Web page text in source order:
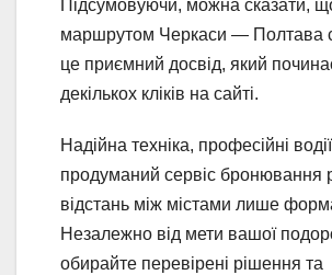
Підсумовуючи, можна сказати,
маршрутом Черкаси — Полтава
це приємний досвід, який
декількох кліків на сайті.
Надійна техніка, професійні
продуманий сервіс бронювання
відстань між містами лише
Незалежно від мети вашої
обирайте перевірені рішення та